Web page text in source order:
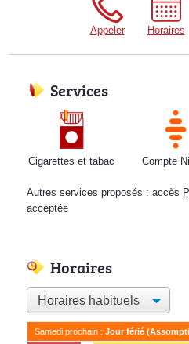
Appeler Horaires
Services
Cigarettes et tabac Compte
Autres services proposés : accès
acceptée
Horaires
Samedi prochain : Jour férié